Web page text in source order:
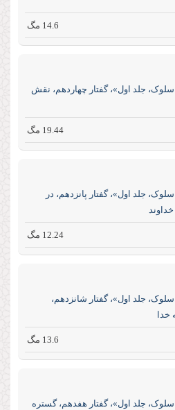
14.6 مگ
سلوک، جلد اول»، گفتار چهاردهم، نقش
19.44 مگ
جلد اول»، گفتار پانزدهم، در
12.24 مگ
سلوک، جلد اول»، گفتار شانزدهم،
13.6 مگ
سلوک، جلد اول»، گفتار هفدهم، گستره